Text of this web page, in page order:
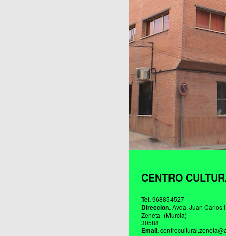
CENTRO
Tel.968854527
Direccion.Avda. Juan Carlos I
Zeneta -(Murcia)
30588
Email.